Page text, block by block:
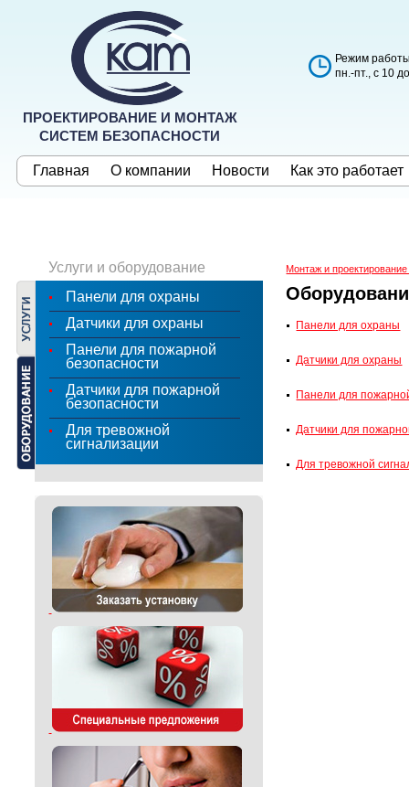
ПРОЕКТИРОВАНИЕ И МОНТАЖ
СИСТЕМ БЕЗОПАСНОСТИ
Режим
пн.-пт., с 10
Главная О компании Новости Как это работает
Услуги и оборудование
Панели для охраны
Датчики для охраны
Панели для пожарной
безопасности
Датчики для пожарной
безопасности
Для тревожной
сигнализации
Монтаж и
Панели для охраны
Датчики для охраны
Панели для
Датчики для
Для тревожной